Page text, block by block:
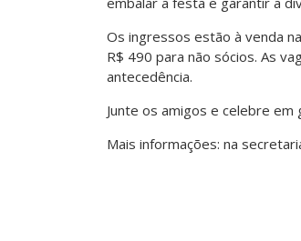
Os ingressos estão à venda
R$ 490 para não sócios. As
antecedência.
Junte os amigos e celebre
Mais informações: na